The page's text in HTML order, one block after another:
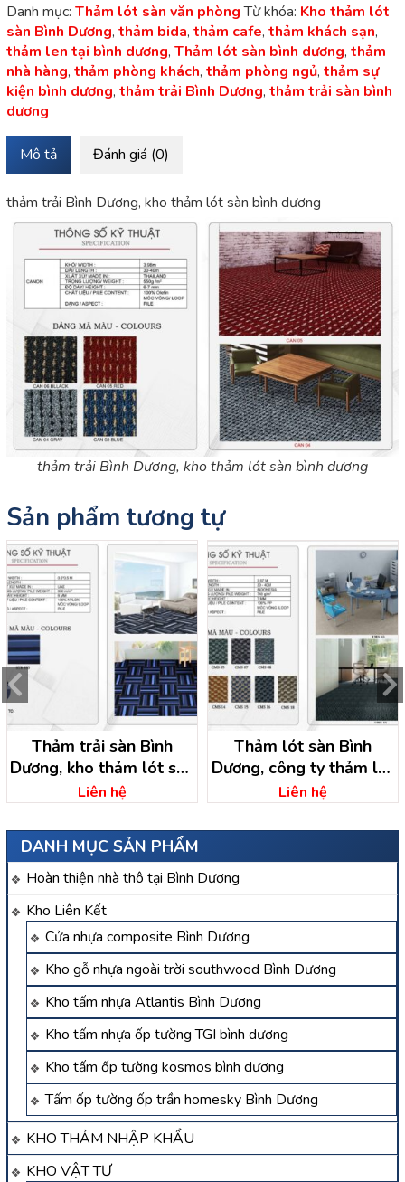
DANH MỤC SẢN PHẨM
Hoàn thiện nhà thô tại Bình Dương
Kho Liên Kết
Cửa nhựa composite Bình Dương
Kho gỗ nhựa ngoài trời southwood Bình Dương
Kho tấm nhựa Atlantis Bình Dương
Kho tấm nhựa ốp tường TGI bình dương
Kho tấm ốp tường kosmos bình dương
Tấm ốp tường ốp trần homesky Bình Dương
KHO THẢM NHẬP KHẨU
KHO VẬT TƯ
Danh mục: Thảm lót sàn văn phòng Từ khóa: Kho thảm lót
sàn Bình Dương, thảm bida, thảm cafe, thảm khách sạn,
thảm len tại bình dương, Thảm lót sàn bình dương, thảm
nhà hàng, thảm phòng khách, thảm phòng ngủ, thảm sự
kiện bình dương, thảm trải Bình Dương, thảm trải sàn bình
dương
Mô tả Đánh giá (0)
thảm trải Bình Dương, kho thảm lót sàn bình dương
thảm trải Bình Dương, kho thảm lót sàn bình dương
Sản phẩm tương tự
Thảm trải sàn Bình
Dương, kho thảm lót sàn
Bình Dương
Liên hệ
Thảm lót sàn Bình
Dương, công ty thảm lót
sàn bình dương
Liên hệ